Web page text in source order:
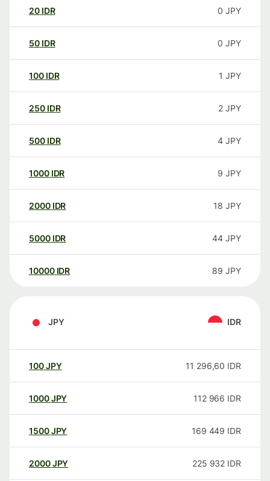
20 IDR 0 JPY
50 IDR 0 JPY
100 IDR 1 JPY
250 IDR 2 JPY
500 IDR 4 JPY
1000 IDR 9 JPY
2000 IDR 18 JPY
5000 IDR 44 JPY
10000 IDR 89 JPY
JPY IDR
100JPY 11 296,60 IDR
1000JPY 112 966 IDR
1500JPY 169 449 IDR
2000JPY 225 932 IDR